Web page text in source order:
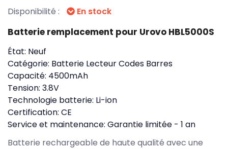
Disponibilité : En stock
Batterie remplacement pour Urovo HBL5000S
État: Neuf
Catégorie: Batterie Lecteur Codes Barres
Capacité: 4500mAh
Tension: 3.8V
Technologie batterie: Li-ion
Certification: CE
Service et maintenance: Garantie limitée - 1 an
Batterie rechargeable de haute qualité avec une